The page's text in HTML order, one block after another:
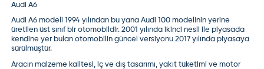
Audi A6
Audi A6 modeli 1994 yılından bu yana Audi 100 modelinin yerine
üretilen üst sınıf bir otomobildir. 2001 yılında ikinci nesli ile piyasada
kendine yer bulan otomobilin güncel versiyonu 2017 yılında piyasaya
sürülmüştür.
Aracın malzeme kalitesi, iç ve dış tasarımı, yakıt tüketimi ve motor